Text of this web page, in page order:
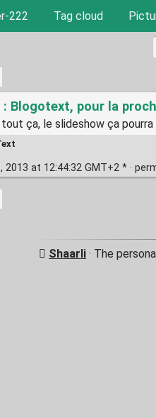
222 Tag cloud
: Blogotext, pour la
ça, le slideshow ça pourra
2013 at 12:44:32 GMT+2 * ·
Shaarli· The